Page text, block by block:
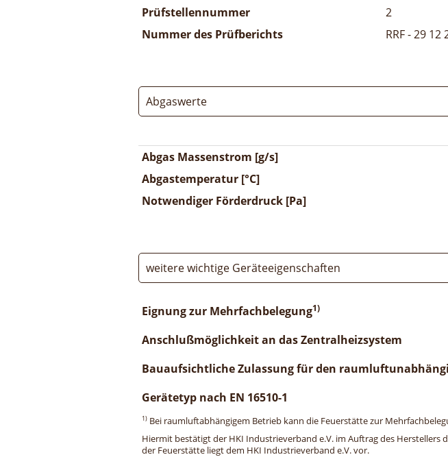
Prüfstellennummer
2
Nummer des Prüfberichts
RRF - 29 12
Abgaswerte
Abgas Massenstrom [g/s]
Abgastemperatur [°C]
Notwendiger Förderdruck [Pa]
weitere wichtige Geräteeigenschaften
Eignung zur Mehrfachbelegung1)
Anschlußmöglichkeit an das Zentralheizsystem
Bauaufsichtliche Zulassung für den
Gerätetyp nach EN 16510-1
1) Bei raumluftabhängigem Betrieb kann die Feuerstätte zur
Hiermit bestätigt der HKI Industrieverband e.V. im Auftrag des
der Feuerstätte liegt dem HKI Industrieverband e.V. vor.